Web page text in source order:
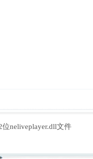
位neliveplayer.dll文件